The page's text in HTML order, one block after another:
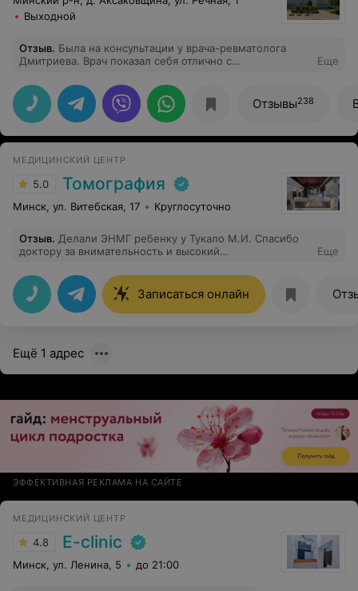
Выходной
Отзыв. Была на консультации у врача-ревматолога
Дмитриева. Врач показал себя отлично с
внимательность и дал полезные советы. Прием
оставил положительные впечатления, рекомендую
данного специалиста.
Еще
Отзывы238
МЕДИЦИНСКИЙ ЦЕНТР
5.0 Томография
Минск, ул. Витебская, 17 Круглосуточно
Отзыв. Делали ЭНМГ ребенку у Тукало М.И. Спасибо
доктору за внимательность и высокий
Еще
Записаться онлайн
Ещё 1 адрес
ЭФФЕКТИВНАЯ РЕКЛАМА НА САЙТЕ
МЕДИЦИНСКИЙ ЦЕНТР
4.8 E-clinic
Минск, ул. Ленина, 5 до 21:00